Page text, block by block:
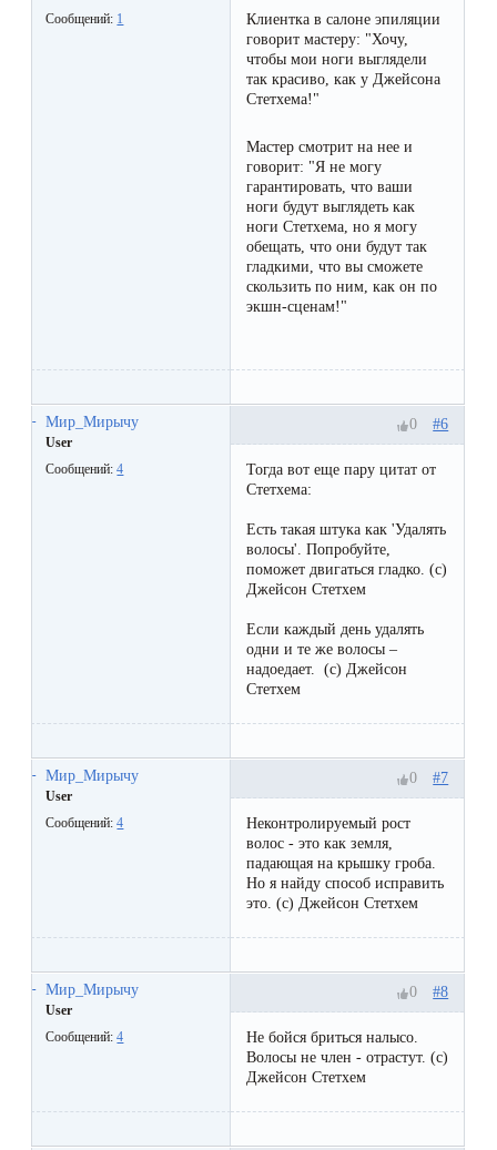
Сообщений: 1
Клиентка в салоне эпиляции
говорит мастеру: "Хочу,
чтобы мои ноги выглядели
так красиво, как у Джейсона
Стетхема!"
Мастер смотрит на нее и
говорит: "Я не могу
гарантировать, что ваши
ноги будут выглядеть как
ноги Стетхема, но я могу
обещать, что они будут так
гладкими, что вы сможете
скользить по ним, как он по
экшн-сценам!"
Мир_Мирычу
User
Сообщений:4
#6
0
Тогда вот еще пару цитат от
Стетхема:
Есть такая штука как 'Удалять
волосы'. Попробуйте,
поможет двигаться гладко. (с)
Джейсон Стетхем
Если каждый день удалять
одни и те же волосы –
надоедает. (с) Джейсон
Стетхем
Мир_Мирычу
User
Сообщений:4
#7
0
Неконтролируемый рост
волос - это как земля,
падающая на крышку гроба.
Но я найду способ исправить
это. (с) Джейсон Стетхем
Мир_Мирычу
User
Сообщений:4
#8
0
Не бойся бриться налысо.
Волосы не член - отрастут. (с)
Джейсон Стетхем